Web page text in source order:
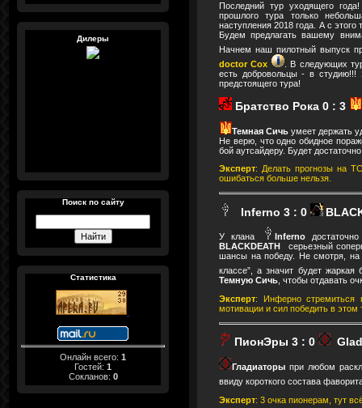
Дилеры
Поиск по сайту
Статистика
Онлайн всего: 1
Гостей: 1
Сокланов: 0
Последний тур уходящего
прошлого тура только
наступления 2018 года. А с
Будем предлагать вашему
Начнем наш пилотный выпуск
doctor Cox
. В следующих
есть добровольцы - в
предстоящего тура!
Братство Рока 0 : 3
Темная Сичьумеет держать
Не верю, что одно обидное
бой аутсайдеру. Будет
Эксперт: Делать прогнозы на
ошибаться больше нельзя.
Inferno 3 : 0
У клана Inferno
BLACKDEATH серьезный
шансы на победу. Не смотря, на
классе”, а значит будет
Темную Сичь , чтобы отдавать
Эксперт: Инферно стремиться
мотивации и сил победить в этом
ПионЭры 3 : 0
Гладиаторыпри любом
ввиду короткого состава
Эксперт: 3 очка пионерам, тут